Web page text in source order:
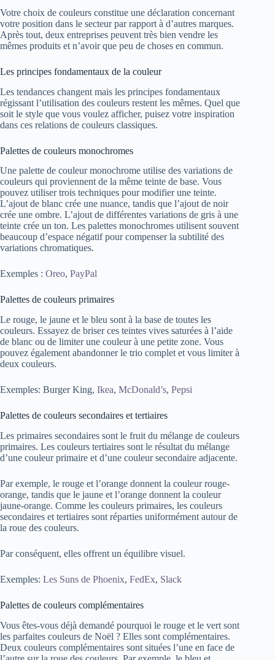
Votre choix de couleurs constitue une déclaration concernant
votre position dans le secteur par rapport à d’autres marques.
Après tout, deux entreprises peuvent très bien vendre les
mêmes produits et n’avoir que peu de choses en commun.
Les principes fondamentaux de la couleur
Les tendances changent mais les principes fondamentaux
régissant l’utilisation des couleurs restent les mêmes. Quel que
soit le style que vous voulez afficher, puisez votre inspiration
dans ces relations de couleurs classiques.
Palettes de couleurs monochromes
Une palette de couleur monochrome utilise des variations de
couleurs qui proviennent de la même teinte de base. Vous
pouvez utiliser trois techniques pour modifier une teinte.
L’ajout de blanc crée une nuance, tandis que l’ajout de noir
crée une ombre. L’ajout de différentes variations de gris à une
teinte crée un ton. Les palettes monochromes utilisent souvent
beaucoup d’espace négatif pour compenser la subtilité des
variations chromatiques.
Exemples : Oreo, PayPal
Palettes de couleurs primaires
Le rouge, le jaune et le bleu sont à la base de toutes les
couleurs. Essayez de briser ces teintes vives saturées à l’aide
de blanc ou de limiter une couleur à une petite zone. Vous
pouvez également abandonner le trio complet et vous limiter à
deux couleurs.
Exemples: Burger King, Ikea, McDonald’s, Pepsi
Palettes de couleurs secondaires et tertiaires
Les primaires secondaires sont le fruit du mélange de couleurs
primaires. Les couleurs tertiaires sont le résultat du mélange
d’une couleur primaire et d’une couleur secondaire adjacente.
Par exemple, le rouge et l’orange donnent la couleur rouge-
orange, tandis que le jaune et l’orange donnent la couleur
jaune-orange. Comme les couleurs primaires, les couleurs
secondaires et tertiaires sont réparties uniformément autour de
la roue des couleurs.
Par conséquent, elles offrent un équilibre visuel.
Exemples: Les Suns de Phoenix, FedEx, Slack
Palettes de couleurs complémentaires
Vous êtes-vous déjà demandé pourquoi le rouge et le vert sont
les parfaites couleurs de Noël ? Elles sont complémentaires.
Deux couleurs complémentaires sont situées l’une en face de